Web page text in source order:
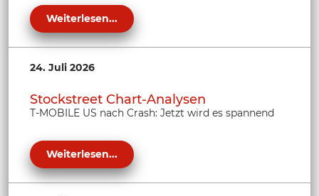
Weiterlesen...
24. Juli 2026
Stockstreet Chart-Analysen
T-MOBILE US nach Crash: Jetzt wird es spannend
Weiterlesen...